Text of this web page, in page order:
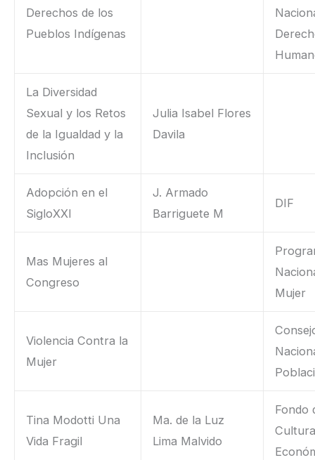
Derechos de los
Pueblos Indígenas
La Diversidad
Sexual y los Retos
de la Igualdad y la
Inclusión
Julia Isabel Flores
Davila
Adopción en el
SigloXXI
J. Armado
Barriguete M
DIF
Mas Mujeres al
Congreso
Mujer
Violencia Contra la
Mujer
Tina Modotti Una
Vida Fragil
Ma. de la Luz
Lima Malvido
Fondo